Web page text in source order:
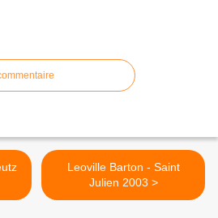
Leoville Barton - Saint
Julien 2003 >